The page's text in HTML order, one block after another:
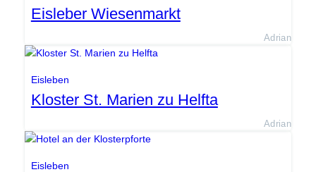
Eisleber Wiesenmarkt
Adrian
Eisleben
Kloster St. Marien zu Helfta
Adrian
Eisleben